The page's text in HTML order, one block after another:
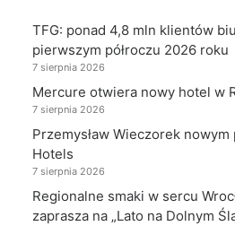
TFG: ponad 4,8 mln klientów
pierwszym półroczu 2026 roku
7 sierpnia 2026
Mercure otwiera nowy hotel w
7 sierpnia 2026
Przemysław Wieczorek
Hotels
7 sierpnia 2026
Regionalne smaki w sercu
zaprasza na „Lato na Dolnym